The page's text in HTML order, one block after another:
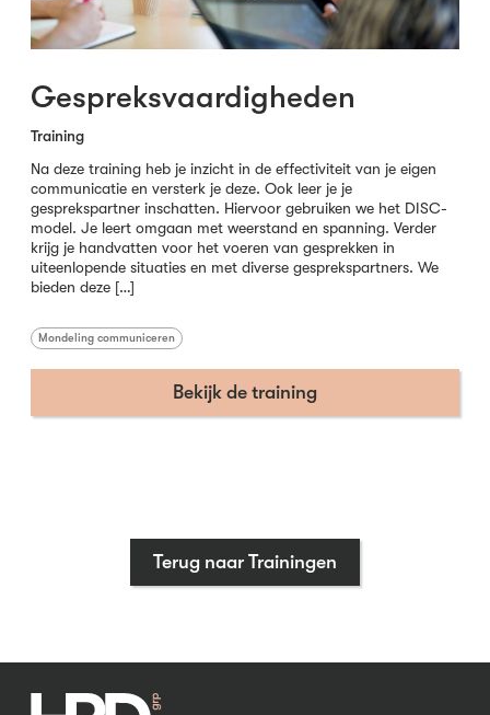
Gespreksvaardigheden
Training
Na deze training heb je inzicht in de effectiviteit van je eigen
communicatie en versterk je deze. Ook leer je je
gesprekspartner inschatten. Hiervoor gebruiken we het DISC-
model. Je leert omgaan met weerstand en spanning. Verder
krijg je handvatten voor het voeren van gesprekken in
uiteenlopende situaties en met diverse gesprekspartners. We
bieden deze […]
Mondeling communiceren
Bekijk de training
Terug naar Trainingen